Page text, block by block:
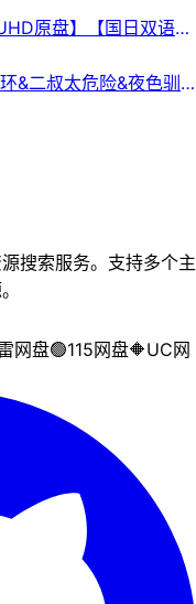
原盘】【国日双语】
&二叔太危险&夜色驯
搜索服务。支持多个主
网盘🟢115网盘🔶UC网